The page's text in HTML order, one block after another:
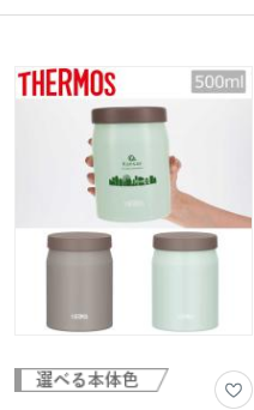
水分補給にぴったり！氷を入れやすく洗
ワンポイントかぐるっと広範囲に、ロゴ
や企業名を1色印刷できます。スポーツ
ジムの入会特典、クラブチームや部活の
卒団記念品などにおすすめです。